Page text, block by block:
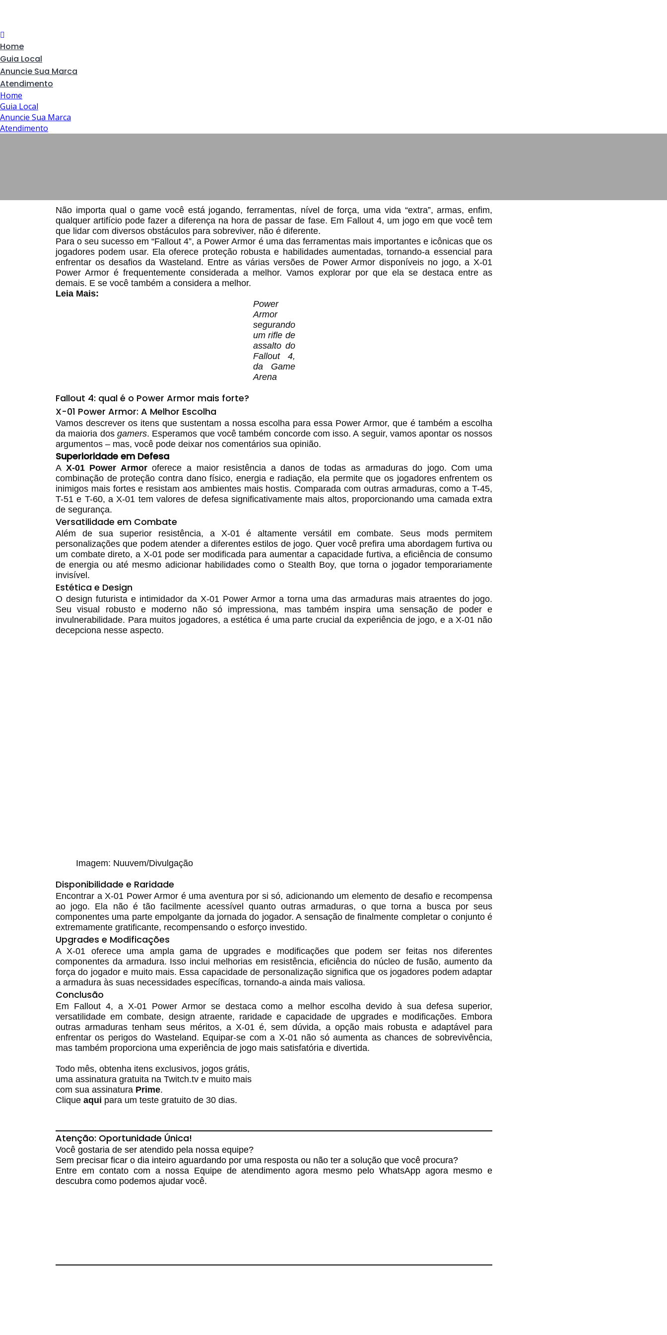
Home
Guia Local
Anuncie Sua Marca
Atendimento
Home
Guia Local
Anuncie Sua Marca
Atendimento
Não importa qual o game você está jogando, ferramentas, nível de força, uma vida “extra”, armas, enfim,
qualquer artifício pode fazer a diferença na hora de passar de fase. Em Fallout 4, um jogo em que você tem
que lidar com diversos obstáculos para sobreviver, não é diferente.
Para o seu sucesso em “Fallout 4”, a Power Armor é uma das ferramentas mais importantes e icônicas que os
jogadores podem usar. Ela oferece proteção robusta e habilidades aumentadas, tornando-a essencial para
enfrentar os desafios da Wasteland. Entre as várias versões de Power Armor disponíveis no jogo, a X-01
Power Armor é frequentemente considerada a melhor. Vamos explorar por que ela se destaca entre as
demais. E se você também a considera a melhor.
Leia Mais:
Power
Armor
segurando
um rifle de
assalto do
Fallout 4,
da Game
Arena
Fallout 4: qual é o Power Armor mais forte?
X-01 Power Armor: A Melhor Escolha
Vamos descrever os itens que sustentam a nossa escolha para essa Power Armor, que é também a escolha
da maioria dos gamers. Esperamos que você também concorde com isso. A seguir, vamos apontar os nossos
argumentos – mas, você pode deixar nos comentários sua opinião.
Superioridade em Defesa
A X-01 Power Armoroferece a maior resistência a danos de todas as armaduras do jogo. Com uma
combinação de proteção contra dano físico, energia e radiação, ela permite que os jogadores enfrentem os
inimigos mais fortes e resistam aos ambientes mais hostis. Comparada com outras armaduras, como a T-45,
T-51 e T-60, a X-01 tem valores de defesa significativamente mais altos, proporcionando uma camada extra
de segurança.
Versatilidade em Combate
Além de sua superior resistência, a X-01 é altamente versátil em combate. Seus mods permitem
personalizações que podem atender a diferentes estilos de jogo. Quer você prefira uma abordagem furtiva ou
um combate direto, a X-01 pode ser modificada para aumentar a capacidade furtiva, a eficiência de consumo
de energia ou até mesmo adicionar habilidades como o Stealth Boy, que torna o jogador temporariamente
invisível.
Estética e Design
O design futurista e intimidador da X-01 Power Armor a torna uma das armaduras mais atraentes do jogo.
Seu visual robusto e moderno não só impressiona, mas também inspira uma sensação de poder e
invulnerabilidade. Para muitos jogadores, a estética é uma parte crucial da experiência de jogo, e a X-01 não
decepciona nesse aspecto.
Imagem: Nuuvem/Divulgação
Disponibilidade e Raridade
Encontrar a X-01 Power Armor é uma aventura por si só, adicionando um elemento de desafio e recompensa
ao jogo. Ela não é tão facilmente acessível quanto outras armaduras, o que torna a busca por seus
componentes uma parte empolgante da jornada do jogador. A sensação de finalmente completar o conjunto é
extremamente gratificante, recompensando o esforço investido.
Upgrades e Modificações
A X-01 oferece uma ampla gama de upgrades e modificações que podem ser feitas nos diferentes
componentes da armadura. Isso inclui melhorias em resistência, eficiência do núcleo de fusão, aumento da
força do jogador e muito mais. Essa capacidade de personalização significa que os jogadores podem adaptar
a armadura às suas necessidades específicas, tornando-a ainda mais valiosa.
Conclusão
Em Fallout 4, a X-01 Power Armor se destaca como a melhor escolha devido à sua defesa superior,
versatilidade em combate, design atraente, raridade e capacidade de upgrades e modificações. Embora
outras armaduras tenham seus méritos, a X-01 é, sem dúvida, a opção mais robusta e adaptável para
enfrentar os perigos do Wasteland. Equipar-se com a X-01 não só aumenta as chances de sobrevivência,
mas também proporciona uma experiência de jogo mais satisfatória e divertida.
Todo mês, obtenha itens exclusivos, jogos grátis,
uma assinatura gratuita na Twitch.tv e muito mais
com sua assinatura Prime.
Clique aqui para um teste gratuito de 30 dias.
Atenção: Oportunidade Única!
Você gostaria de ser atendido pela nossa equipe?
Sem precisar ficar o dia inteiro aguardando por uma resposta ou não ter a solução que você procura?
Entre em contato com a nossa Equipe de atendimento agora mesmo pelo WhatsApp agora mesmo e
descubra como podemos ajudar você.